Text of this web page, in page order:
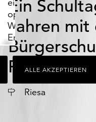
optimales
Webseiten-
Erlebnis
zu
bieten.
Dazu
zählen
Cookies,
ALLE AKZEPTIEREN
Ein
Jahren mit
Fräulein
Ort Riesa